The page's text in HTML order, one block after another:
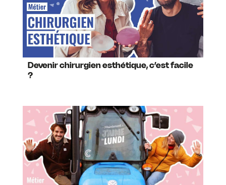
Devenir chirurgien esthétique, c’est facile
?